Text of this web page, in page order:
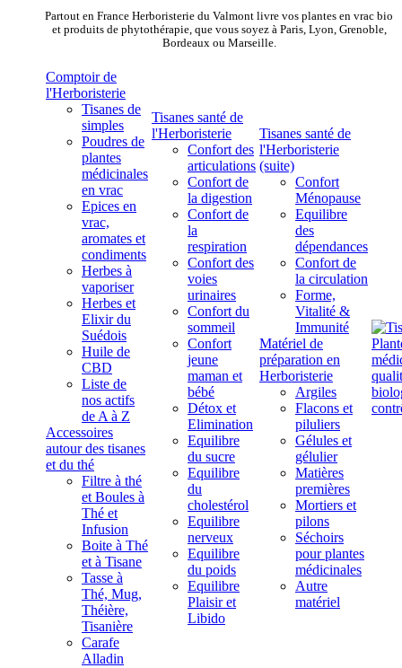
Partout en France Herboristerie du Valmont livre vos plantes en vrac bio
et produits de phytothérapie, que vous soyez à Paris, Lyon, Grenoble,
Bordeaux ou Marseille.
Comptoir de
l'Herboristerie
Tisanes de
simples
Poudres de
plantes
médicinales
en vrac
Epices en
vrac,
aromates et
condiments
Herbes à
vaporiser
Herbes et
Elixir du
Suédois
Huile de
CBD
Liste de
nos actifs
de A à Z
Accessoires
autour des tisanes
et du thé
Filtre à thé
et Boules à
Thé et
Infusion
Boite à Thé
et à Tisane
Tasse à
Thé, Mug,
Théière,
Tisanière
Carafe
Alladin
Tisanes santé de
l'Herboristerie
Confort des
articulations
Confort de
la digestion
Confort de
la
respiration
Confort des
voies
urinaires
Confort du
sommeil
Confort
jeune
maman et
bébé
Détox et
Elimination
Equilibre
du sucre
Equilibre
du
cholestérol
Equilibre
nerveux
Equilibre
du poids
Equilibre
Plaisir et
Libido
Tisanes santé de
l'Herboristerie
(suite)
Confort
Ménopause
Equilibre
des
dépendances
Confort de
la circulation
Forme,
Vitalité &
Immunité
Matériel de
préparation en
Herboristerie
Argiles
Flacons et
piluliers
Gélules et
gélulier
Matières
premières
Mortiers et
pilons
Séchoirs
pour plantes
médicinales
Autre
matériel